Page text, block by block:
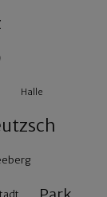
Halle